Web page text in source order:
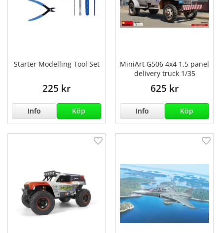
Starter Modelling Tool Set
225 kr
Info Köp
MiniArt G506 4x4 1,5 panel
delivery truck 1/35
625 kr
Info Köp